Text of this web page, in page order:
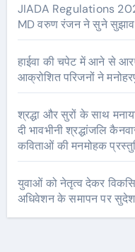
JIADA Regulations
MD वरुण रंजन ने सुने सुझाव
हाईवा की चपेट में आने से
आक्रोशित परिजनों ने
श्रद्धा और सुरों के साथ
दी भावभीनी श्रद्धांजलि
कविताओं की मनमोहक
युवाओं को नेतृत्व देकर
अधिवेशन के समापन पर सुदेश